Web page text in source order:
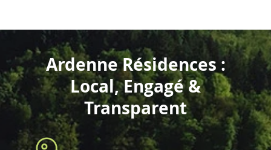
Ardenne Résidences :
Local, Engagé &
Transparent